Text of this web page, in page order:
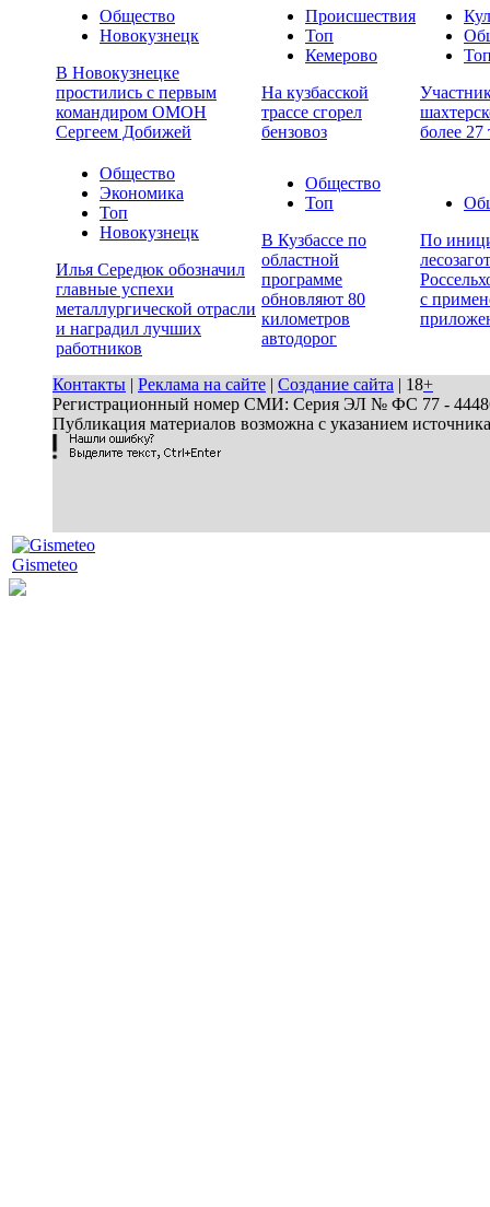
Общество
Новокузнецк
В Новокузнецке
простились с первым
командиром ОМОН
Сергеем Добижей
Происшествия
Топ
Кемерово
На кузбасской
трассе сгорел
бензовоз
более 27
Общество
Экономика
Топ
Новокузнецк
Илья Середюк обозначил
главные успехи
металлургической отрасли
и наградил лучших
работников
Общество
Топ
В Кузбассе по
областной
программе
обновляют 80
километров
автодорог
По
с
Контакты | Реклама на сайте | Создание сайта | 18+
Регистрационный номер СМИ: Серия ЭЛ № ФС 77 - 44486
Публикация материалов возможна с указанием
Gismeteo